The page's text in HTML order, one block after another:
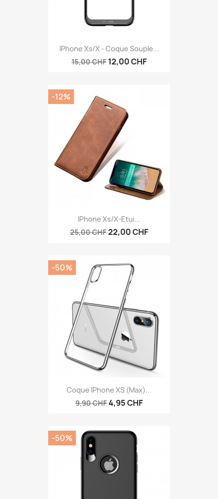
IPhone Xs/X - Coque Souple...
15,00 CHF 12,00 CHF
IPhone Xs/X-Etui...
25,00 CHF22,00 CHF
-12%
Coque IPhone XS (max)...
9,90 CHF4,95 CHF
-50%
-50%